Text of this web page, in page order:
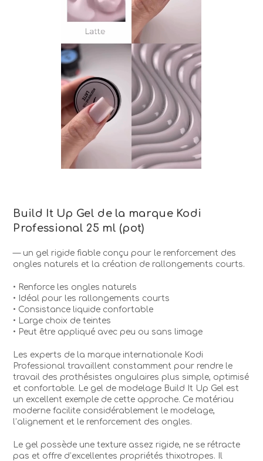
Build It Up Gel de la marque Kodi
Professional 25 ml (pot)
— un gel rigide fiable conçu pour le renforcement des
ongles naturels et la création de rallongements courts.
• Renforce les ongles naturels
• Idéal pour les rallongements courts
• Consistance liquide confortable
• Large choix de teintes
• Peut être appliqué avec peu ou sans limage
Les experts de la marque internationale Kodi
Professional travaillent constamment pour rendre le
travail des prothésistes ongulaires plus simple, optimisé
et confortable. Le gel de modelage Build It Up Gel est
un excellent exemple de cette approche. Ce matériau
moderne facilite considérablement le modelage,
l’alignement et le renforcement des ongles.
Le gel possède une texture assez rigide, ne se rétracte
pas et offre d’excellentes propriétés thixotropes. Il